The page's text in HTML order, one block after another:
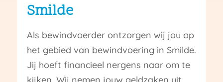
Smilde
Als bewindvoerder ontzorgen wij jou op
het gebied van bewindvoering in Smilde.
Jij hoeft financieel nergens naar om te